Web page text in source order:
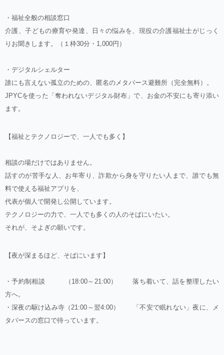
・福祉全般の相談窓口
介護、子どもの療育や発達、日々の悩みを、現役の介護福祉士がじっく
りお聞きします。（１枠30分・1,000円）
・デジタルシェルター
誰にも言えない孤立のための、匿名のメタバース避難所（完全無料）。
JPYCを使った「奪われないデジタル財布」で、お金の不安にも寄り添い
ます。
【福祉とテクノロジーで、一人でも多く】
相談の場だけではありません。
話すのが苦手な人、お年寄り、詐欺から身を守りたい人まで、誰でも無
料で使える福祉アプリを、
代表が個人で開発し公開しています。
テクノロジーの力で、一人でも多くの人のそばにいたい。
それが、そよぎの願いです。
【夜が深まるほど、そばにいます】
・予約制相談 （18:00～21:00） 落ち着いて、話を整理したい
方へ。
・深夜の駆け込み寺（21:00～翌4:00） 「不安で眠れない」夜に、メ
タバースの窓口で待っています。